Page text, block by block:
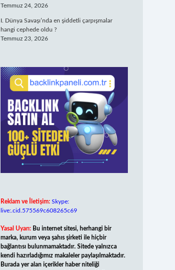
Temmuz 24, 2026
I. Dünya Savaşı’nda en şiddetli çarpışmalar
hangi cephede oldu ?
Temmuz 23, 2026
Reklam ve İletişim: Skype:
live:.cid.575569c608265c69
Yasal Uyarı: Bu internet sitesi, herhangi bir
marka, kurum veya şahıs şirketi ile hiçbir
bağlantısı bulunmamaktadır. Sitede yalnızca
kendi hazırladığımız makaleler paylaşılmaktadır.
Burada yer alan içerikler haber niteliği